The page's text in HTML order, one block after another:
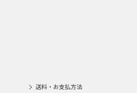
送料・お支払方法